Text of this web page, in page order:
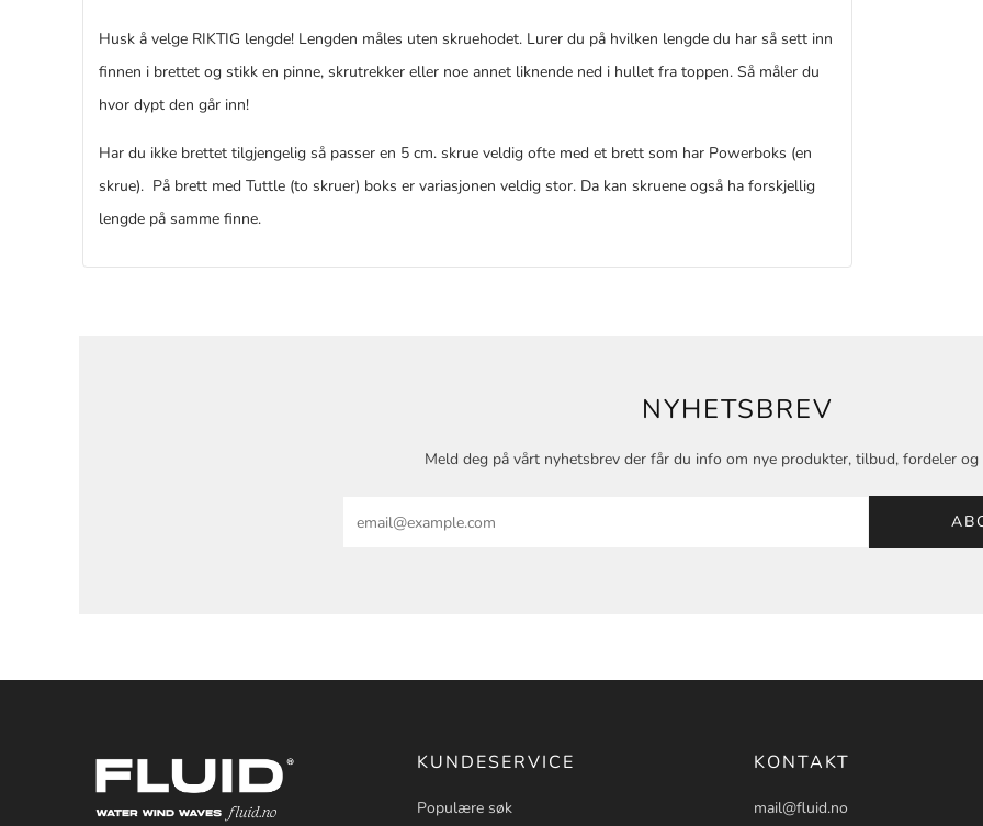
Husk å velge RIKTIG lengde! Lengden måles uten skruehodet. Lurer du på hvilken lengde du har så sett inn
finnen i brettet og stikk en pinne, skrutrekker eller noe annet liknende ned i hullet fra toppen. Så måler du
hvor dypt den går inn!
Har du ikke brettet tilgjengelig så passer en 5 cm. skrue veldig ofte med et brett som har Powerboks (en
skrue). På brett med Tuttle (to skruer) boks er variasjonen veldig stor. Da kan skruene også ha forskjellig
lengde på samme finne.
NYHETSBREV
Meld deg på vårt nyhetsbrev der får du info om nye produkter, tilbud, fordeler
KUNDESERVICE
Populære søk
KONTAKT
mail@fluid.no